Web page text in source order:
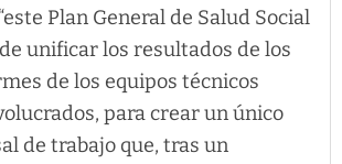
Plan General de Salud Social
unificar los resultados de los
de los equipos técnicos
para crear un único
de trabajo que, tras un